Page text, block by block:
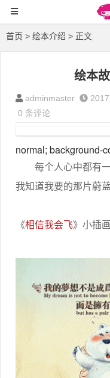
首页 > 绘本介绍 > 正文
绘本
adminmaster
0 条评论
normal; background-
每个人心中都有
我知道我要的那片蔚
《相信我会飞》小插